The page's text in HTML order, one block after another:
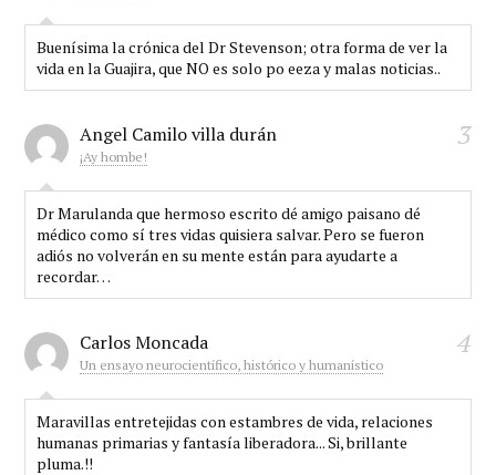
Buenísima la crónica del Dr Stevenson; otra forma de ver la
vida en la Guajira, que NO es solo po eeza y malas noticias..
Angel Camilo villa durán 3
¡Ay hombe!
Dr Marulanda que hermoso escrito dé amigo paisano dé
médico como sí tres vidas quisiera salvar. Pero se fueron
adiós no volverán en su mente están para ayudarte a
recordar…
Carlos Moncada 4
Un ensayo neurocientífico, histórico y humanístico
Maravillas entretejidas con estambres de vida, relaciones
humanas primarias y fantasía liberadora... Si, brillante
pluma.!!